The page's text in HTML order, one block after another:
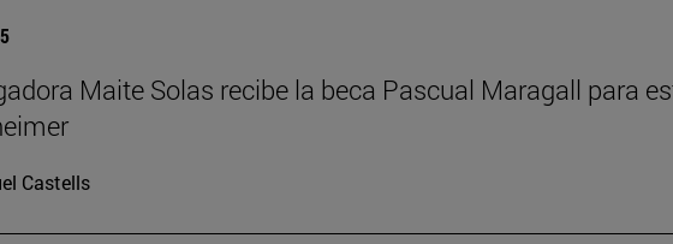
Maite Solas recibe la beca Pascual Maragall para
Castells